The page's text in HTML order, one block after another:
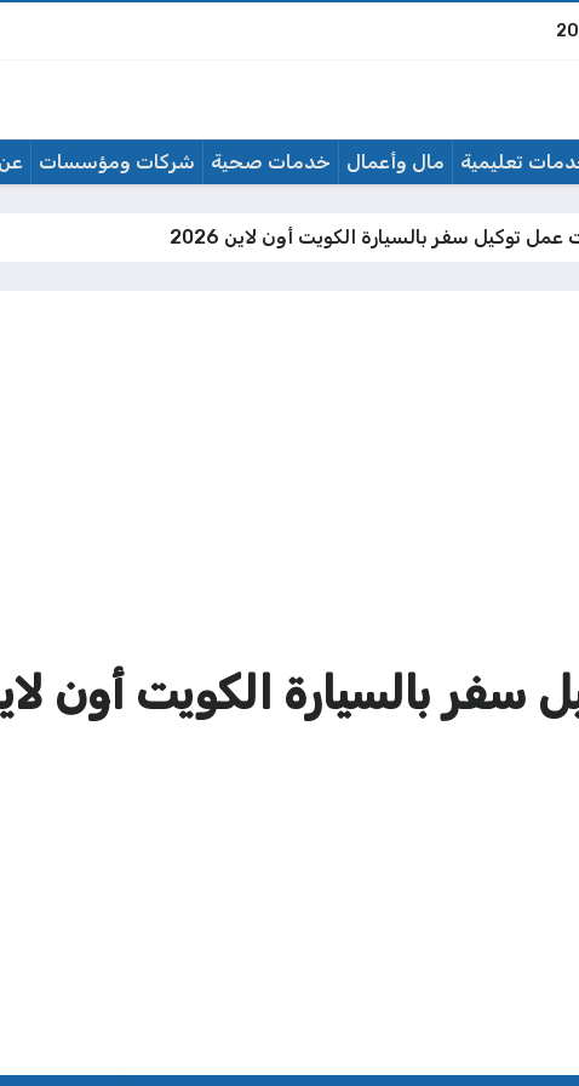
تعليمية مال وأعمال خدمات صحية شركات ومؤسسات
توكيل سفر بالسيارة الكويت أون لاين 2026
بالسيارة الكويت أون لاين